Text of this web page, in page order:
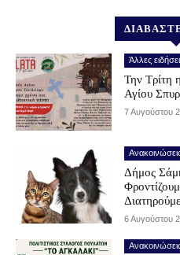
Άλλες
Την Τρίτη
Αγίου
7 Αυγούστου
Δήμος
6 Αυγούστου